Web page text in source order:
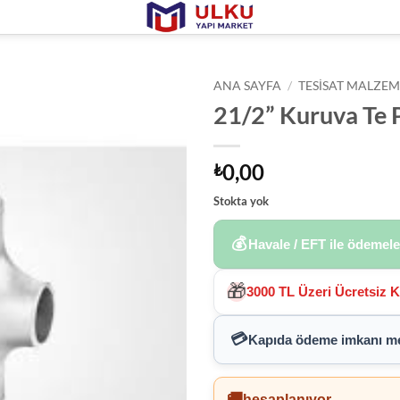
ANA SAYFA / TESISAT
21/2” Kuruva Te
₺0,00
Stokta yok
💰 Havale / EFT ile
🎁3000 TL Üzeri Ücretsiz
💳Kapıda ödeme imkanı